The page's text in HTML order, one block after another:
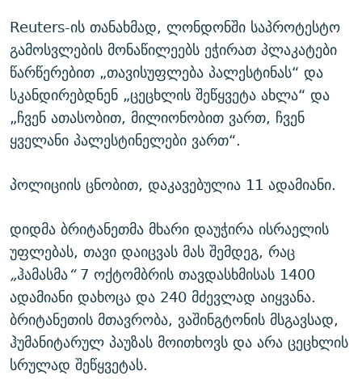
Reuters-ის თანახმად, ლონდონში საპროტესტო
გამოსვლების მონაწილეებს ეჭირათ პლაკატები
წარწერებით „თავისუფლება პალესტინას“ და
სკანდირებდნენ „ცეცხლის შეწყვეტა ახლა“ და
„ჩვენ ათასობით, მილიონობით ვართ, ჩვენ
ყველანი პალესტინელები ვართ“.
პოლიციის ცნობით, დაკავებულია 11 ადამიანი.
დიდმა ბრიტანეთმა მხარი დაუჭირა ისრაელის
უფლებას, თავი დაიცვას მას შემდეგ, რაც
„ჰამასმა“7 ოქტომბრის თავდასხმისას 1400
ადამიანი დახოცა და 240 მძევლად აიყვანა.
ბრიტანეთის მთავრობა, ვაშინგტონის მსგავსად,
ჰუმანიტარულ პაუზას მოითხოვს და არა ცეცხლის
სრულად შეწყვეტას.